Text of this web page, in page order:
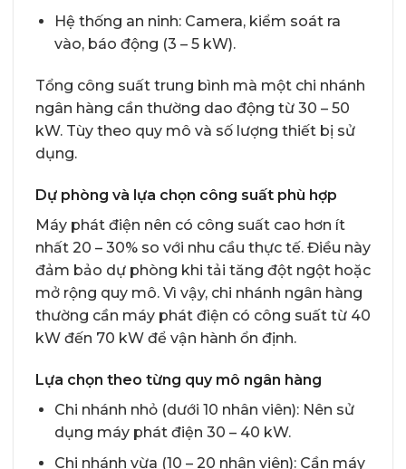
Hệ thống an ninh: Camera, kiểm soát ra
vào, báo động (3 – 5 kW).
Tổng công suất trung bình mà một chi nhánh
ngân hàng cần thường dao động từ 30 – 50
kW. Tùy theo quy mô và số lượng thiết bị sử
dụng.
Dự phòng và lựa chọn công suất phù hợp
Máy phát điện nên có công suất cao hơn ít
nhất 20 – 30% so với nhu cầu thực tế. Điều này
đảm bảo dự phòng khi tải tăng đột ngột hoặc
mở rộng quy mô. Vì vậy, chi nhánh ngân hàng
thường cần máy phát điện có công suất từ 40
kW đến 70 kW để vận hành ổn định.
Lựa chọn theo từng quy mô ngân hàng
Chi nhánh nhỏ (dưới 10 nhân viên): Nên sử
dụng máy phát điện 30 – 40 kW.
Chi nhánh vừa (10 – 20 nhân viên): Cần máy